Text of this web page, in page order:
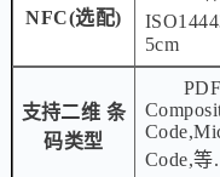
NFC(选配)
5cm
支持二维 条
码类型
Code,等.